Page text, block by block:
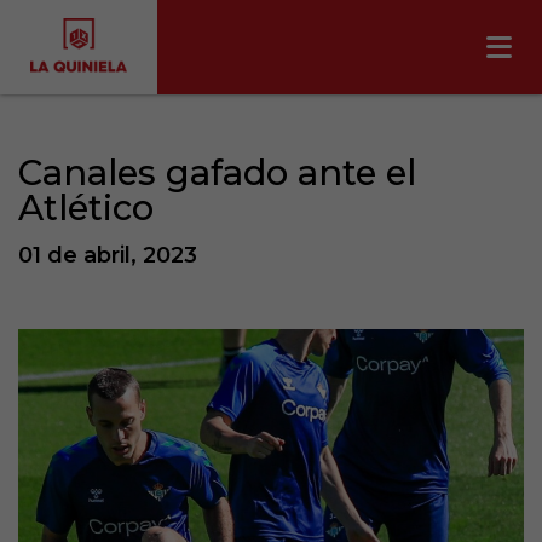
Canales gafado ante el
Atlético
01 de abril, 2023